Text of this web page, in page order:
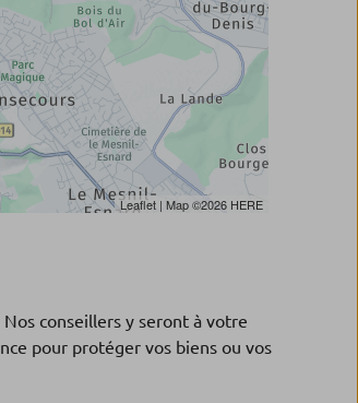
Leaflet | Map ©2026 HERE
Nos conseillers y seront à votre
pour protéger vos biens ou vos